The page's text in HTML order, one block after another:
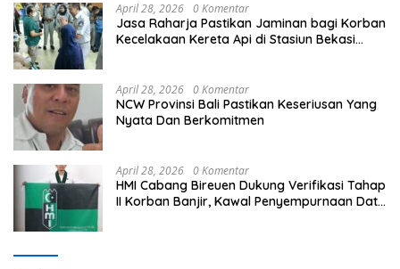
April 28, 2026 0 Komentar
Jasa Raharja Pastikan Jaminan bagi Korban
Kecelakaan Kereta Api di Stasiun Bekasi
April 28, 2026 0 Komentar
NCW Provinsi Bali Pastikan Keseriusan Yang
Nyata Dan Berkomitmen
April 28, 2026 0 Komentar
HMI Cabang Bireuen Dukung Verifikasi Tahap
II Korban Banjir, Kawal Penyempurnaan Data